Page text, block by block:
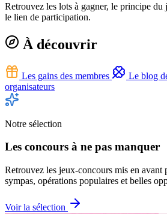
Retrouvez les lots à gagner, le principe du
le lien de participation.
À découvrir
Les gains des membres Le blog
organisateurs
Notre sélection
Les concours à ne pas manquer
Retrouvez les jeux-concours mis en avant
sympas, opérations populaires et belles
Voir la sélection